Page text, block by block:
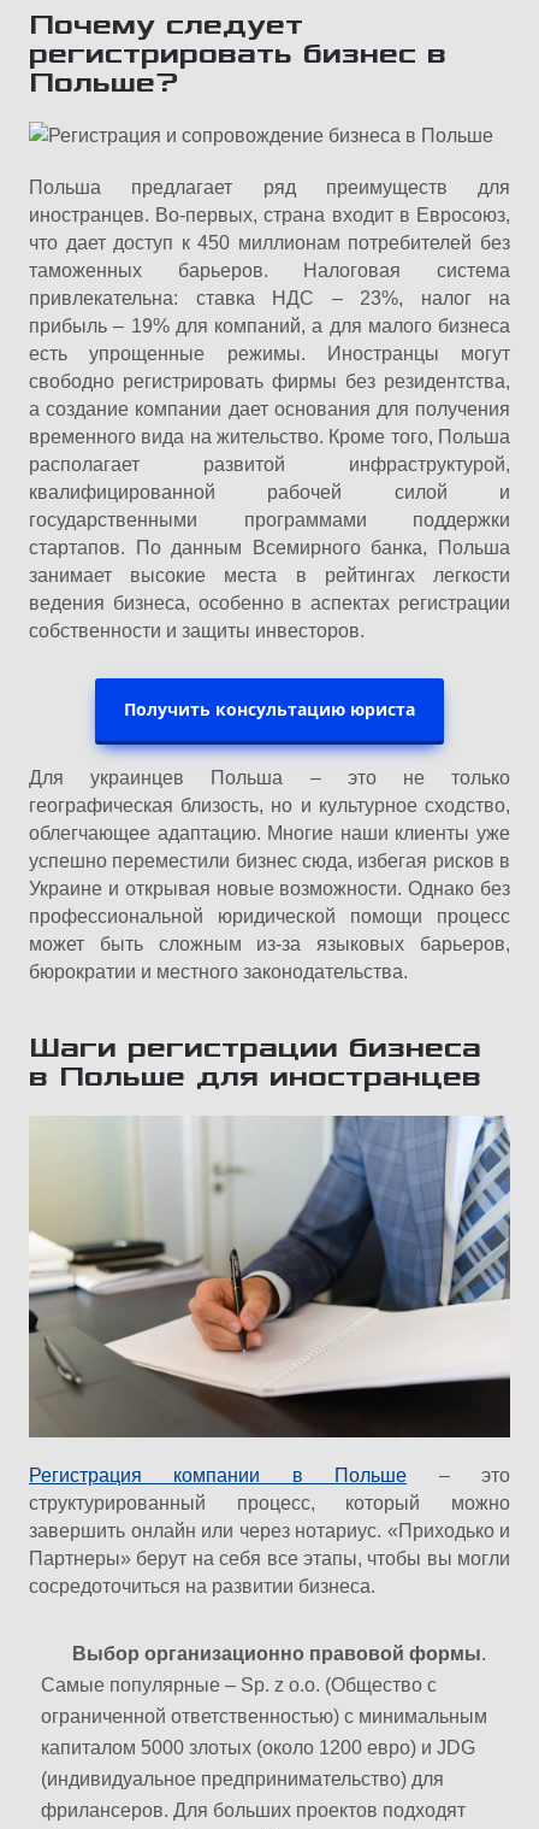
Почему следует
регистрировать бизнес в
Польше?
Польша предлагает ряд преимуществ для
иностранцев. Во-первых, страна входит в Евросоюз,
что дает доступ к 450 миллионам потребителей без
таможенных барьеров. Налоговая система
привлекательна: ставка НДС – 23%, налог на
прибыль – 19% для компаний, а для малого бизнеса
есть упрощенные режимы. Иностранцы могут
свободно регистрировать фирмы без резидентства,
а создание компании дает основания для получения
временного вида на жительство. Кроме того, Польша
располагает развитой инфраструктурой,
квалифицированной рабочей силой и
государственными программами поддержки
стартапов. По данным Всемирного банка, Польша
занимает высокие места в рейтингах легкости
ведения бизнеса, особенно в аспектах регистрации
собственности и защиты инвесторов.
Получить консультацию юриста
Для украинцев Польша – это не только
географическая близость, но и культурное сходство,
облегчающее адаптацию. Многие наши клиенты уже
успешно переместили бизнес сюда, избегая рисков в
Украине и открывая новые возможности. Однако без
профессиональной юридической помощи процесс
может быть сложным из-за языковых барьеров,
бюрократии и местного законодательства.
Шаги регистрации бизнеса
в Польше для иностранцев
Регистрация компании в Польше – это
структурированный процесс, который можно
завершить онлайн или через нотариус. «Приходько и
Партнеры» берут на себя все этапы, чтобы вы могли
сосредоточиться на развитии бизнеса.
Выбор организационно правовой формы.
Самые популярные – Sp. z o.o. (Общество с
ограниченной ответственностью) с минимальным
капиталом 5000 злотых (около 1200 евро) и JDG
(индивидуальное предпринимательство) для
фрилансеров. Для больших проектов подходят